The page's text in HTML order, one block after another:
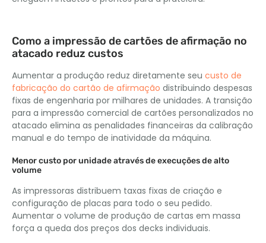
Como a impressão de cartões de afirmação no
atacado reduz custos
Aumentar a produção reduz diretamente seu custo de
fabricação do cartão de afirmação distribuindo despesas
fixas de engenharia por milhares de unidades. A transição
para a impressão comercial de cartões personalizados no
atacado elimina as penalidades financeiras da calibração
manual e do tempo de inatividade da máquina.
Menor custo por unidade através de execuções de alto
volume
As impressoras distribuem taxas fixas de criação e
configuração de placas para todo o seu pedido.
Aumentar o volume de produção de cartas em massa
força a queda dos preços dos decks individuais.